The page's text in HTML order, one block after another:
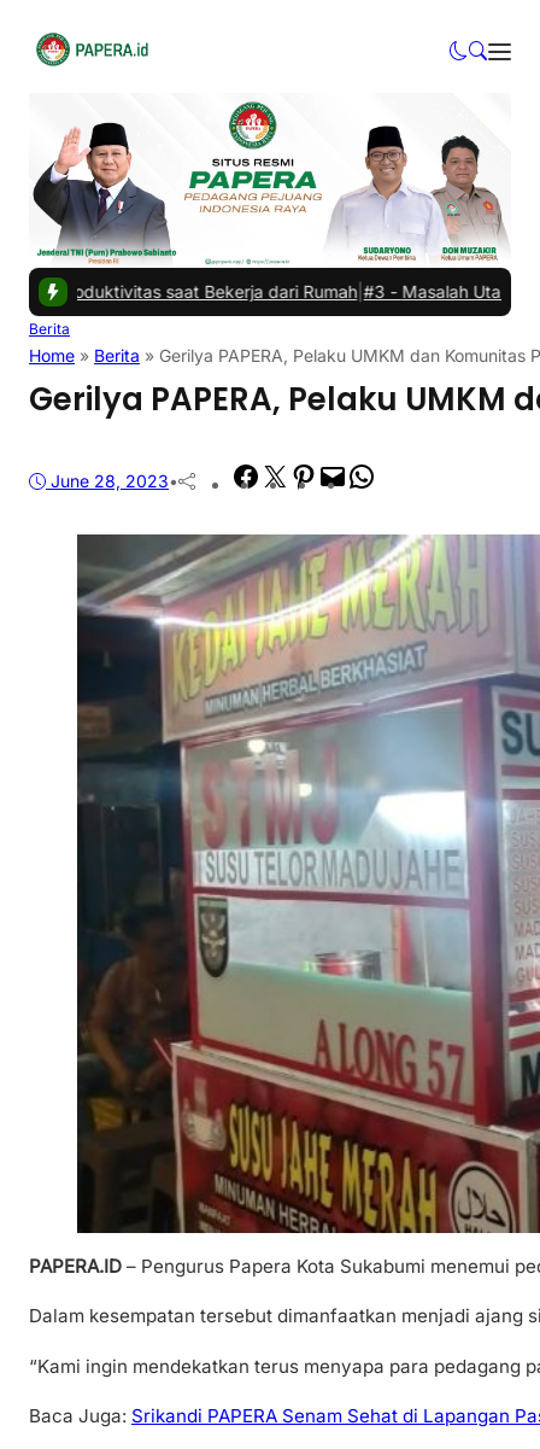
saat Bekerja dari Rumah|#3 - Masalah Utama Infrastruktur
Berita
Home » Berita » Gerilya PAPERA, Pelaku UMKM dan
Gerilya PAPERA, Pelaku
June 28, 2023• Facebook
TwitterPinterest
Mail
PAPERA.ID – Pengurus Papera Kota Sukabumi menemui
Dalam kesempatan tersebut dimanfaatkan menjadi ajang
“Kami ingin mendekatkan terus menyapa para pedagang
Baca Juga: Srikandi PAPERA Senam Sehat di Lapangan